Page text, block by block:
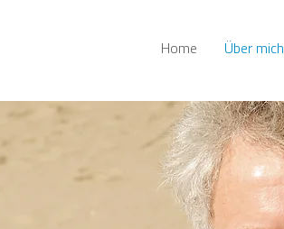
Home Über mich